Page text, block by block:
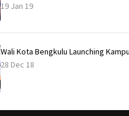
19 Jan 19
Wali Kota Bengkulu Launching
28 Dec 18